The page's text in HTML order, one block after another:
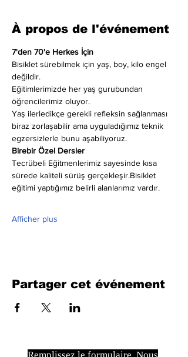
À propos de l'événement
7'den 70'e Herkes İçin
Bisiklet sürebilmek için yaş, boy, kilo engel
değildir.
Eğitimlerimizde her yaş gurubundan
öğrencilerimiz oluyor.
Yaş ilerledikçe gerekli refleksin sağlanması
biraz zorlaşabilir ama uyguladığımız teknik
egzersizlerle bunu aşabiliyoruz.
Birebir Özel Dersler
Tecrübeli Eğitmenlerimiz sayesinde kısa
sürede kaliteli sürüş gerçekleşir.Bisiklet
eğitimi yaptığımız belirli alanlarımız vardır.
Afficher plus
Partager cet événement